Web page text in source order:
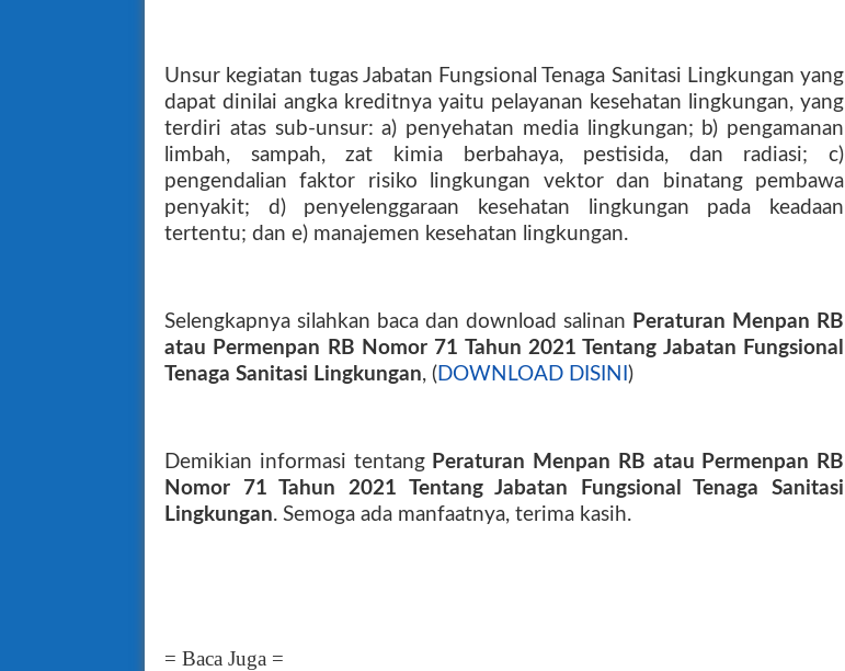
Unsur kegiatan tugas Jabatan Fungsional Tenaga Sanitasi Lingkungan yang
dapat dinilai angka kreditnya yaitu pelayanan kesehatan lingkungan, yang
terdiri atas sub-unsur: a) penyehatan media lingkungan; b) pengamanan
limbah, sampah, zat kimia berbahaya, pestisida, dan radiasi; c)
pengendalian faktor risiko lingkungan vektor dan binatang pembawa
penyakit; d) penyelenggaraan kesehatan lingkungan pada keadaan
tertentu; dan e) manajemen kesehatan lingkungan.
Selengkapnya silahkan baca dan download salinan Peraturan Menpan RB
atau Permenpan RB Nomor 71 Tahun 2021 Tentang Jabatan Fungsional
Tenaga Sanitasi Lingkungan, ( DOWNLOAD DISINI )
Demikian informasi tentang Peraturan Menpan RB atau Permenpan RB
Nomor 71 Tahun 2021 Tentang Jabatan Fungsional Tenaga Sanitasi
Lingkungan. Semoga ada manfaatnya, terima kasih.
= Baca Juga =